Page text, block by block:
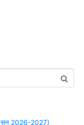
(सन् 2026-2027)